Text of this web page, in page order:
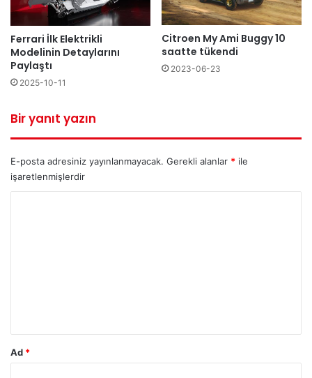
Ferrari İlk Elektrikli
Modelinin Detaylarını
Paylaştı
2025-10-11
Citroen My Ami Buggy 10
saatte tükendi
2023-06-23
Bir yanıt yazın
E-posta adresiniz yayınlanmayacak. Gerekli alanlar * ile
işaretlenmişlerdir
Ad *